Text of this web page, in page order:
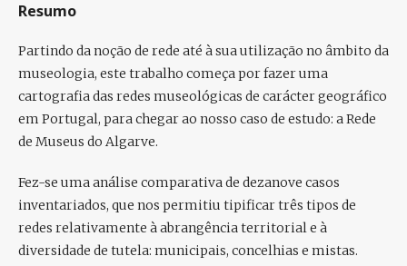
Resumo
Partindo da noção de rede até à sua utilização no âmbito da
museologia, este trabalho começa por fazer uma
cartografia das redes museológicas de carácter geográfico
em Portugal, para chegar ao nosso caso de estudo: a Rede
de Museus do Algarve.
Fez-se uma análise comparativa de dezanove casos
inventariados, que nos permitiu tipificar três tipos de
redes relativamente à abrangência territorial e à
diversidade de tutela: municipais, concelhias e mistas.